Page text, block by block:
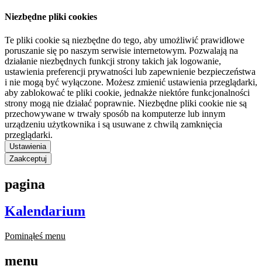
Niezbędne pliki cookies
Te pliki cookie są niezbędne do tego, aby umożliwić prawidłowe
poruszanie się po naszym serwisie internetowym. Pozwalają na
działanie niezbędnych funkcji strony takich jak logowanie,
ustawienia preferencji prywatności lub zapewnienie bezpieczeństwa
i nie mogą być wyłączone. Możesz zmienić ustawienia przeglądarki,
aby zablokować te pliki cookie, jednakże niektóre funkcjonalności
strony mogą nie działać poprawnie. Niezbędne pliki cookie nie są
przechowywane w trwały sposób na komputerze lub innym
urządzeniu użytkownika i są usuwane z chwilą zamknięcia
przeglądarki.
Ustawienia
Zaakceptuj
pagina
Kalendarium
Pominąłeś menu
menu